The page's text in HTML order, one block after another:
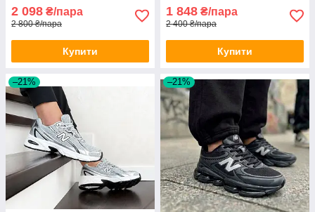
2 098 ₴/пара
2 800 ₴/пара
Купити
1 848 ₴/пара
2 400 ₴/пара
Купити
–21% –21%